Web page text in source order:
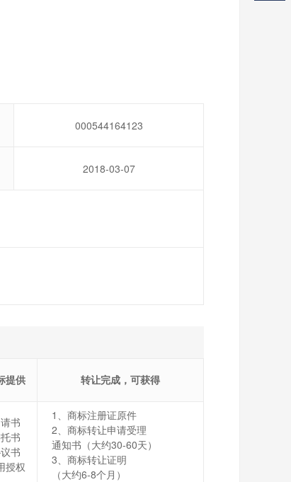
000544164123
2018-03-07
提供 转让完成，可获得
书
书
书
授权
1、商标注册证原件
2、商标转让申请受理
通知书（大约30-60天）
3、商标转让证明
（大约6-8个月）